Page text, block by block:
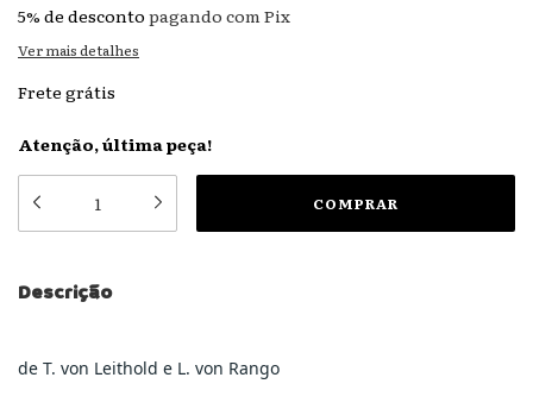
5% de desconto pagando com Pix
Ver mais detalhes
Frete grátis
Atenção, última peça!
Descrição
de T. von Leithold e L. von Rango